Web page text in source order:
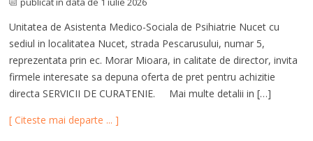
Unitatea de Asistenta Medico-Sociala de Psihiatrie Nucet cu
sediul in localitatea Nucet, strada Pescarusului, numar 5,
reprezentata prin ec. Morar Mioara, in calitate de director, invita
firmele interesate sa depuna oferta de pret pentru achizitie
directa SERVICII DE CURATENIE. Mai multe detalii in […]
[ Citeste mai departe ... ]